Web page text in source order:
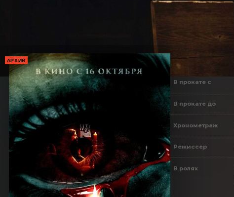
АРХИВ
В прокате с
В прокате до
Хронометраж
Режиссер
В ролях